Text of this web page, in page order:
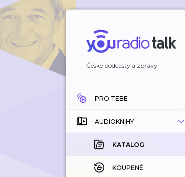
České podcasty a zprávy
PRO TEBE
AUDIOKNIHY
KATALOG
KOUPENÉ